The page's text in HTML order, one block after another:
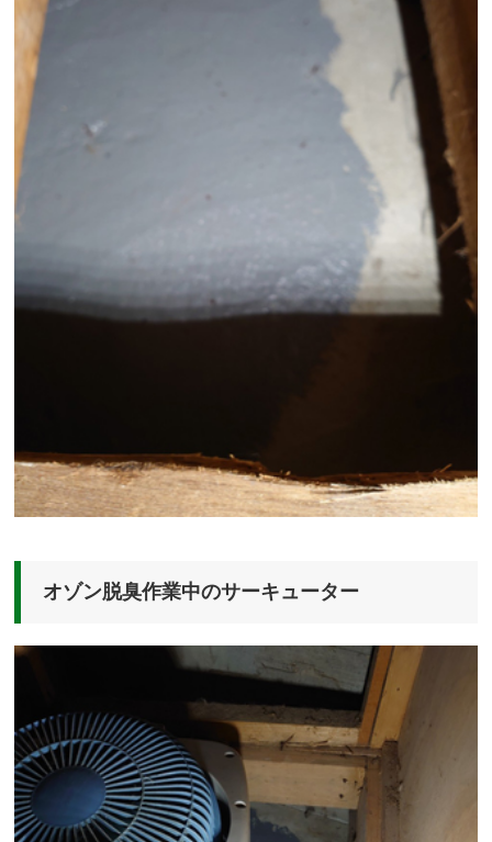
オゾン脱臭作業中のサーキューター